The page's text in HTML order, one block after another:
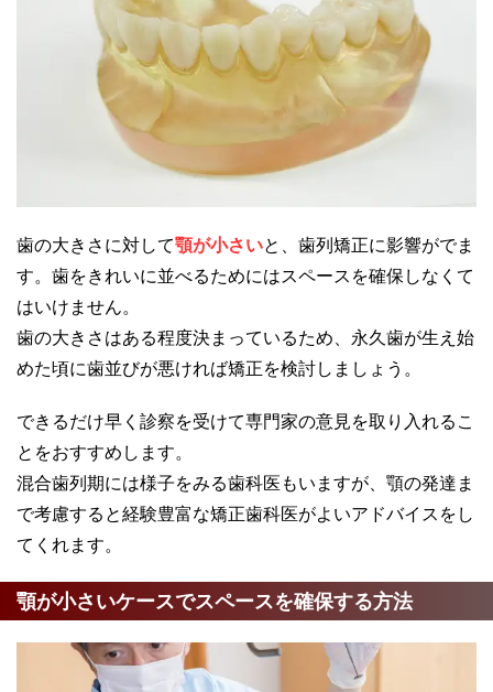
歯の大きさに対して顎が小さいと、歯列矯正に影響がでま
す。歯をきれいに並べるためにはスペースを確保しなくて
はいけません。
歯の大きさはある程度決まっているため、永久歯が生え始
めた頃に歯並びが悪ければ矯正を検討しましょう。
できるだけ早く診察を受けて専門家の意見を取り入れるこ
とをおすすめします。
混合歯列期には様子をみる歯科医もいますが、顎の発達ま
で考慮すると経験豊富な矯正歯科医がよいアドバイスをし
てくれます。
顎が小さいケースでスペースを確保する方法